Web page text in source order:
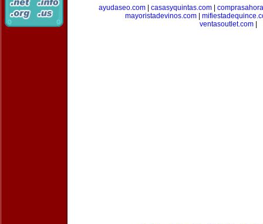
ayudaseo.com
casasyquintas.com
mayoristadevinos.com
ventasoutlet.com